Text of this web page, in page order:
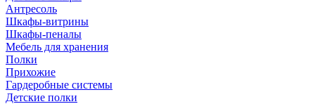
Антресоль
Шкафы-витрины
Шкафы-пеналы
Мебель для хранения
Полки
Прихожие
Гардеробные системы
Детские полки